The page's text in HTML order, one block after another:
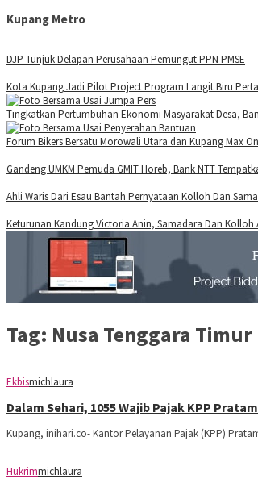
Kupang Metro
DJP Tunjuk Delapan Perusahaan Pemungut PPN PMSE
Kota Kupang Jadi Pilot Project Program Langit Biru
Tingkatkan Pertumbuhan Ekonomi Masyarakat Desa,
Forum Bikers Bersatu Morowali Utara dan Kupang Max
Gandeng UMKM Pemuda GMIT Horeb, Bank NTT
Ahli Waris Dari Esau Bantah Pernyataan Kolloh Dan
Keturunan Kandung Victoria Anin, Samadara Dan Kolloh
Tag: Nusa Tenggara Timur
Ekbismichlaura
Dalam Sehari, 1055 Wajib Pajak KPP
Kupang, inihari.co- Kantor Pelayanan Pajak (KPP)
Hukrimmichlaura